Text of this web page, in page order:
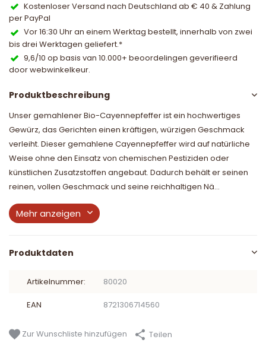
Kostenloser Versand nach Deutschland ab € 40 & Zahlung
per PayPal
Vor 16:30 Uhr an einem Werktag bestellt, innerhalb von zwei
bis drei Werktagen geliefert.*
9,6/10 op basis van 10.000+ beoordelingen geverifieerd
door webwinkelkeur.
Produktbeschreibung
Unser gemahlener Bio-Cayennepfeffer ist ein hochwertiges
Gewürz, das Gerichten einen kräftigen, würzigen Geschmack
verleiht. Dieser gemahlene Cayennepfeffer wird auf natürliche
Weise ohne den Einsatz von chemischen Pestiziden oder
künstlichen Zusatzstoffen angebaut. Dadurch behält er seinen
reinen, vollen Geschmack und seine reichhaltigen Nä...
Mehr anzeigen
Produktdaten
Artikelnummer: 80020
EAN 8721306714560
Zur Wunschliste hinzufügen Teilen